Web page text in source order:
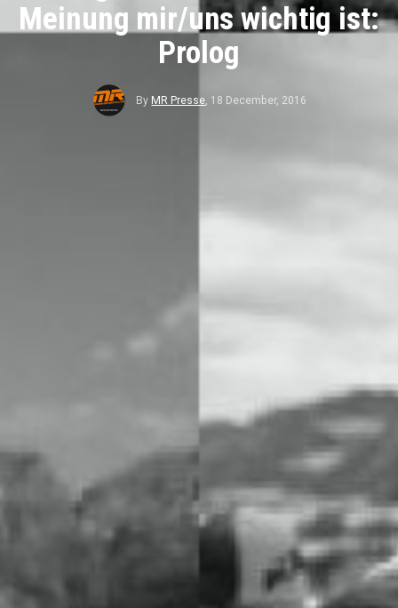
Meinung mir/uns wichtig ist:
Prolog
By MR Presse, 18 December, 2016